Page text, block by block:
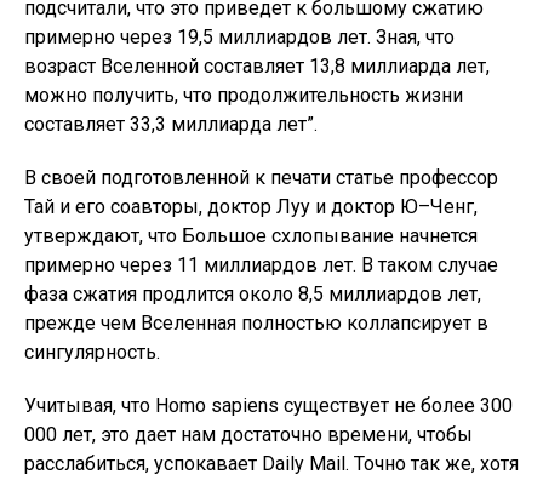
подсчитали, что это приведет к большому сжатию
примерно через 19,5 миллиардов лет. Зная, что
возраст Вселенной составляет 13,8 миллиарда лет,
можно получить, что продолжительность жизни
составляет 33,3 миллиарда лет”.
В своей подготовленной к печати статье профессор
Тай и его соавторы, доктор Луу и доктор Ю–Ченг,
утверждают, что Большое схлопывание начнется
примерно через 11 миллиардов лет. В таком случае
фаза сжатия продлится около 8,5 миллиардов лет,
прежде чем Вселенная полностью коллапсирует в
сингулярность.
Учитывая, что Homo sapiens существует не более 300
000 лет, это дает нам достаточно времени, чтобы
расслабиться, успокавает Daily Mail. Точно так же, хотя